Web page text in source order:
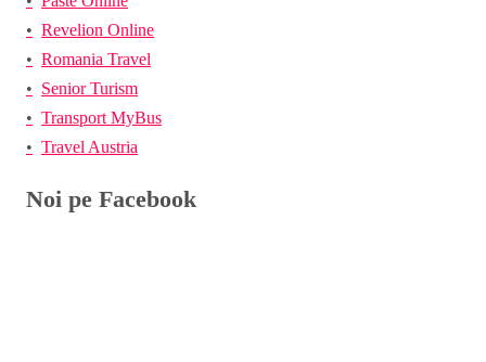
Revelion Online
Romania Travel
Senior Turism
Transport MyBus
Travel Austria
Noi pe Facebook